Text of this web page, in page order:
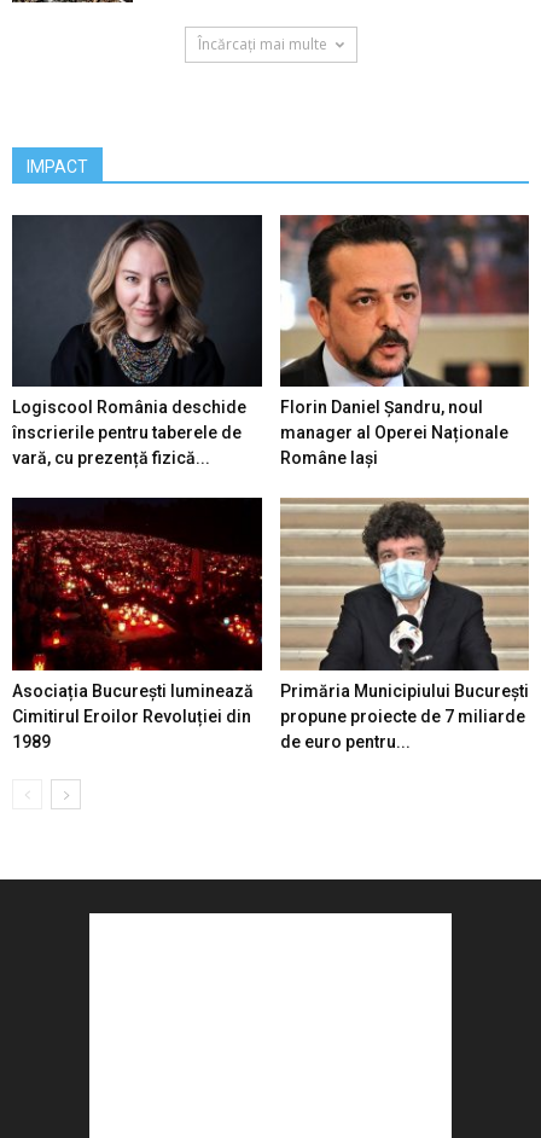
Încărcați mai multe
IMPACT
Logiscool România deschide
înscrierile pentru taberele de
vară, cu prezență fizică...
Florin Daniel Șandru, noul
manager al Operei Naționale
Române Iași
Asociația București luminează
Cimitirul Eroilor Revoluției din
1989
Primăria Municipiului București
propune proiecte de 7 miliarde
de euro pentru...